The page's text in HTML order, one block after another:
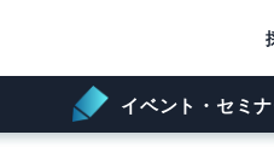
イベント・セミ